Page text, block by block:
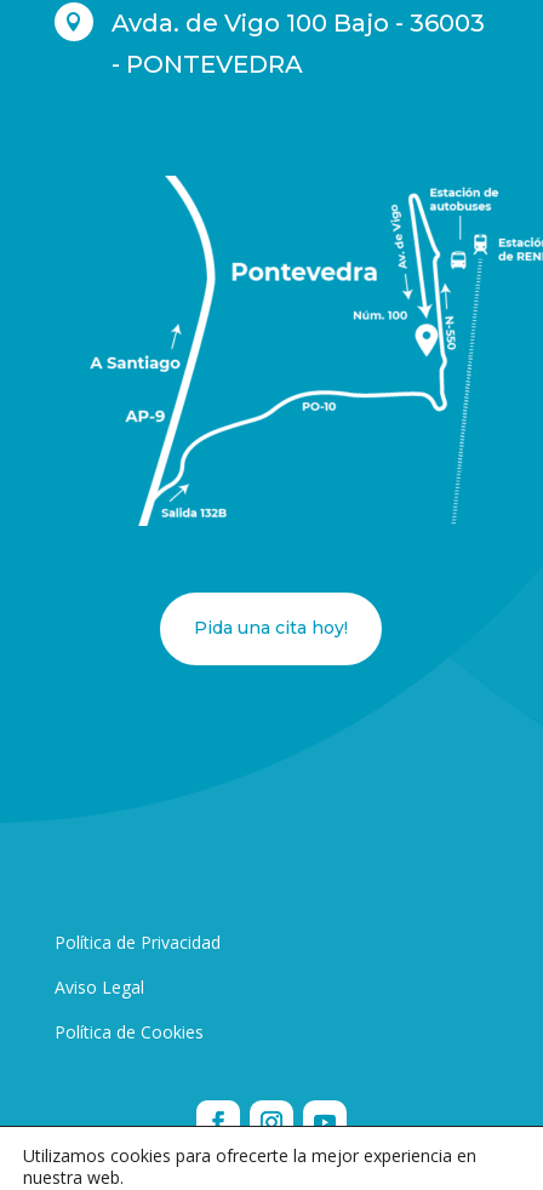

Avda. de Vigo 100 Bajo - 36003
- PONTEVEDRA
Pida una cita hoy!
Política de Privacidad
Aviso Legal
Política de Cookies
Utilizamos cookies para ofrecerte la mejor experiencia en
nuestra web.